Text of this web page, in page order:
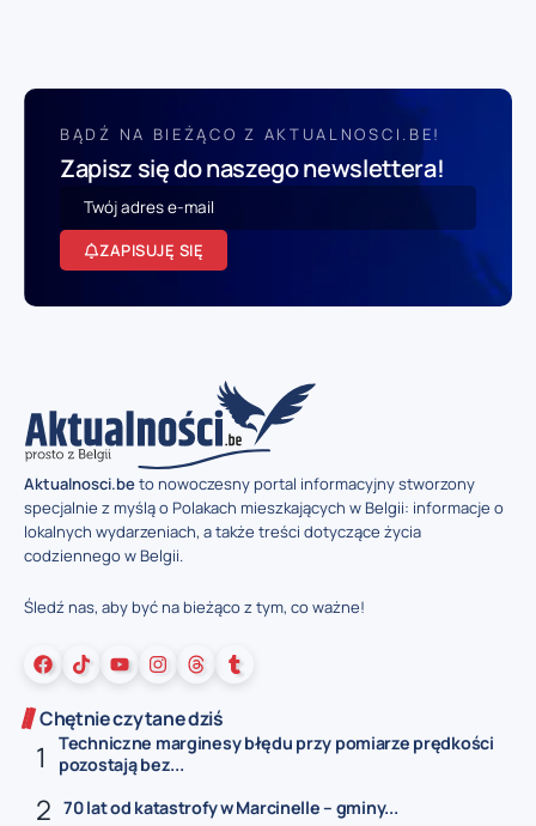
BĄDŹ NA BIEŻĄCO Z AKTUALNOSCI.BE!
Zapisz się do naszego newslettera!
ZAPISUJĘ SIĘ
Aktualnosci.beto nowoczesny portal informacyjny stworzony
specjalnie z myślą o Polakach mieszkających w Belgii: informacje o
lokalnych wydarzeniach, a także treści dotyczące życia
codziennego w Belgii.
Śledź nas, aby być na bieżąco z tym, co ważne!
Chętnie czytane dziś
Techniczne marginesy błędu przy pomiarze prędkości
pozostają bez...
70 lat od katastrofy w Marcinelle – gminy...